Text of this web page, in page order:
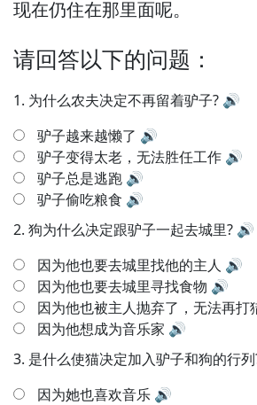
现在仍住在那里面呢。
请回答以下的问题：
1. 为什么农夫决定不再留着驴子? 🔊
驴子越来越懒了 🔊
驴子变得太老，无法胜任工作 🔊
驴子总是逃跑 🔊
驴子偷吃粮食 🔊
2. 狗为什么决定跟驴子一起去城里? 🔊
因为他也要去城里找他的主人 🔊
因为他也要去城里寻找食物 🔊
因为他也被主人抛弃了，无法再打
因为他想成为音乐家 🔊
3. 是什么使猫决定加入驴子和狗的行列
因为她也喜欢音乐 🔊